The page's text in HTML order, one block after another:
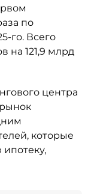
по
го. Всего
на 121,9 млрд
центра
которые